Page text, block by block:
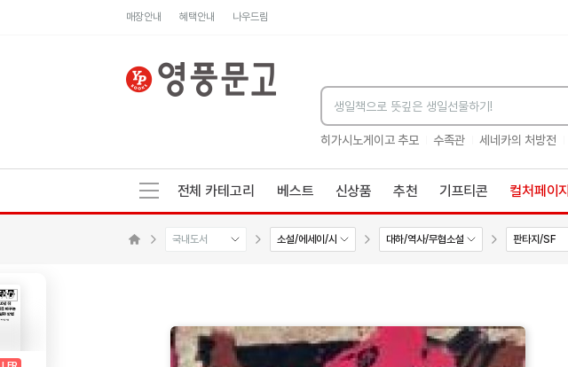
매장안내 혜택안내 나우드림
히가시노게이고 추모 수족관 세네카의 처방전
전체 카테고리 베스트 신상품 추천 기프티콘 컬처페이지
국내도서 소설/에세이/시 대하/역사/무협소설 판타지/SF
AD